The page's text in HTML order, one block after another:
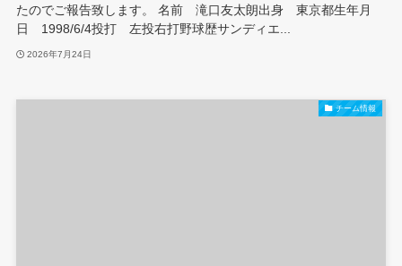
たのでご報告致します。 名前 滝口友太朗出身 東京都生年月
日 1998/6/4投打 左投右打野球歴サンディエ...
2026年7月24日
チーム情報